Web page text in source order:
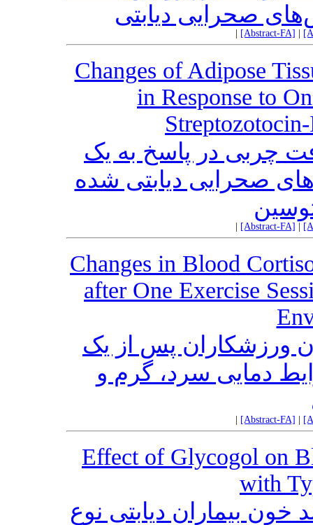
صحرایی دیابتی
[Abstract-FA]
Changes of Adipose
in Response to
بیان ژن لیپوکالین-2 بافت چربی در پاسخ به یک
صحرایی دیابتی شده
[Abstract-FA]
Changes in Blood
after One Exercise
ورزشکاران پس از یک
دمایی سرد، گرم و
[Abstract-FA]
Effect of Glycogol on
with
بیماران دیابتی نوع